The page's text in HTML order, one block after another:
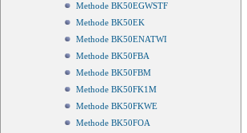
Methode BK50EGWSTF
Methode BK50EK
Methode BK50ENATWI
Methode BK50FBA
Methode BK50FBM
Methode BK50FK1M
Methode BK50FKWE
Methode BK50FOA